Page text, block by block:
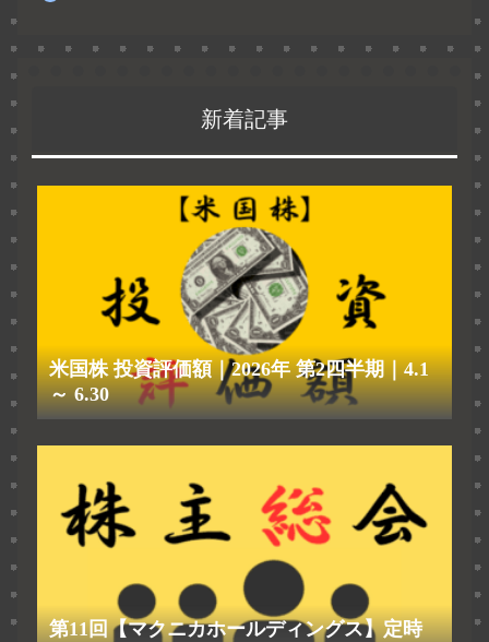
新着記事
米国株 投資評価額｜2026年 第2四半期｜4.1
～ 6.30
第11回【マクニカホールディングス】定時